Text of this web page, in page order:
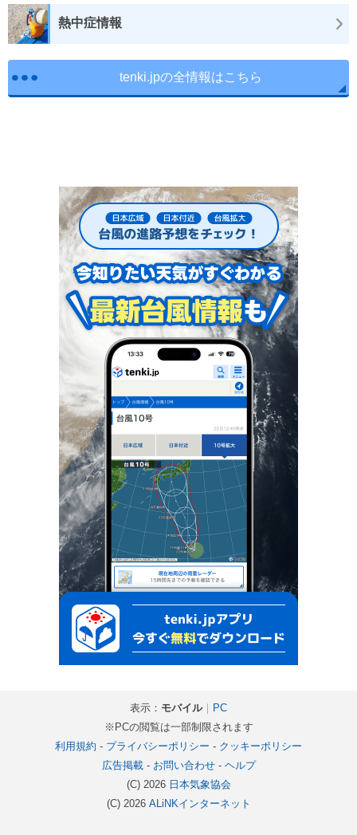
熱中症情報
tenki.jpの全情報はこちら
表示： モバイル｜ PC
※PCの閲覧は一部制限されます
利用規約 - プライバシーポリシー - クッキーポリシー
広告掲載- お問い合わせ- ヘルプ
(C) 2026 日本気象協会
(C) 2026 ALiNKインターネット